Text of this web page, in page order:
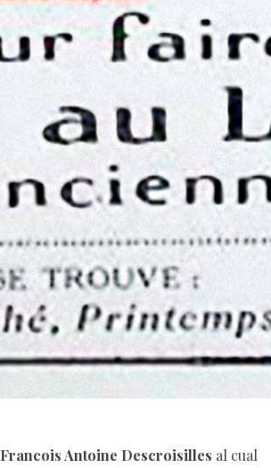
Francois Antoine Descroisilles al cual